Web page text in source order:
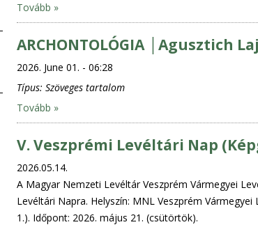
Tovább »
ARCHONTOLÓGIA │Agusztich
2026. June 01. - 06:28
Típus: Szöveges tartalom
Tovább »
V. Veszprémi Levéltári Nap
2026.05.14.
A Magyar Nemzeti Levéltár Veszprém Vármegyei
Levéltári Napra. Helyszín: MNL Veszprém
1.). Időpont: 2026. május 21. (csütörtök).